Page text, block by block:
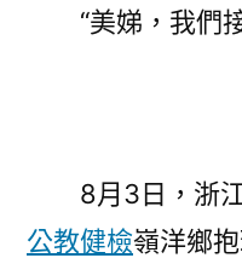
“美娣，我們
8月3日，浙
公教健檢嶺洋鄉